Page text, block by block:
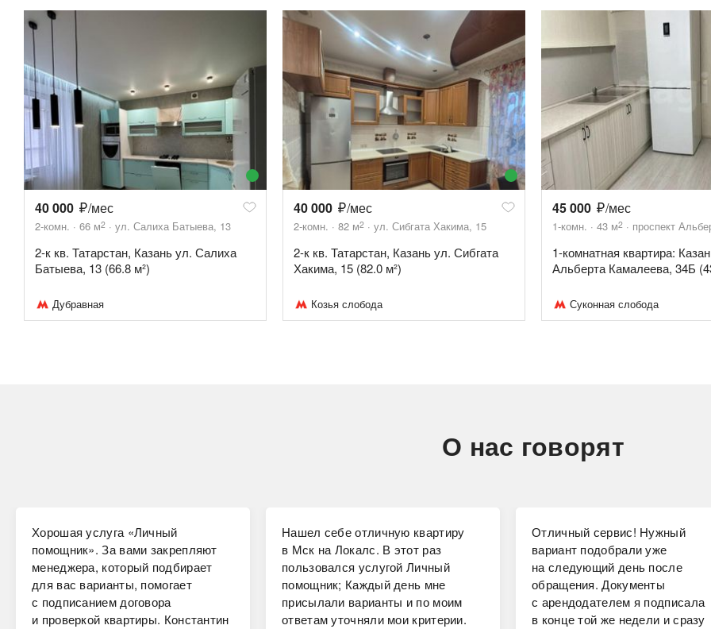
40 000 /мес
2-комн. 66 м2 ул. Салиха Батыева, 13
2-к кв. Татарстан, Казань ул. Салиха
Батыева, 13 (66.8 м²)
Дубравная
40 000 /мес
2-комн. 82 м2 ул. Сибгата Хакима, 15
2-к кв. Татарстан, Казань ул. Сибгата
Хакима, 15 (82.0 м²)
Козья слобода
45 000 /мес
1-комн. 43 м2 проспект
1-комнатная квартира:
Альберта Камалеева, 34Б
Суконная слобода
О нас говорят
Хорошая услуга «Личный
помощник». За вами закрепляют
менеджера, который подбирает
для вас варианты, помогает
с подписанием договора
и проверкой квартиры. Константин
Нашел себе отличную квартиру
в Мск на Локалс. В этот раз
пользовался услугой Личный
помощник; Каждый день мне
присылали варианты и по моим
ответам уточняли мои критерии.
Отличный сервис! Нужный
вариант подобрали уже
на следующий день после
обращения. Документы
с арендодателем я подписала
в конце той же недели и сразу